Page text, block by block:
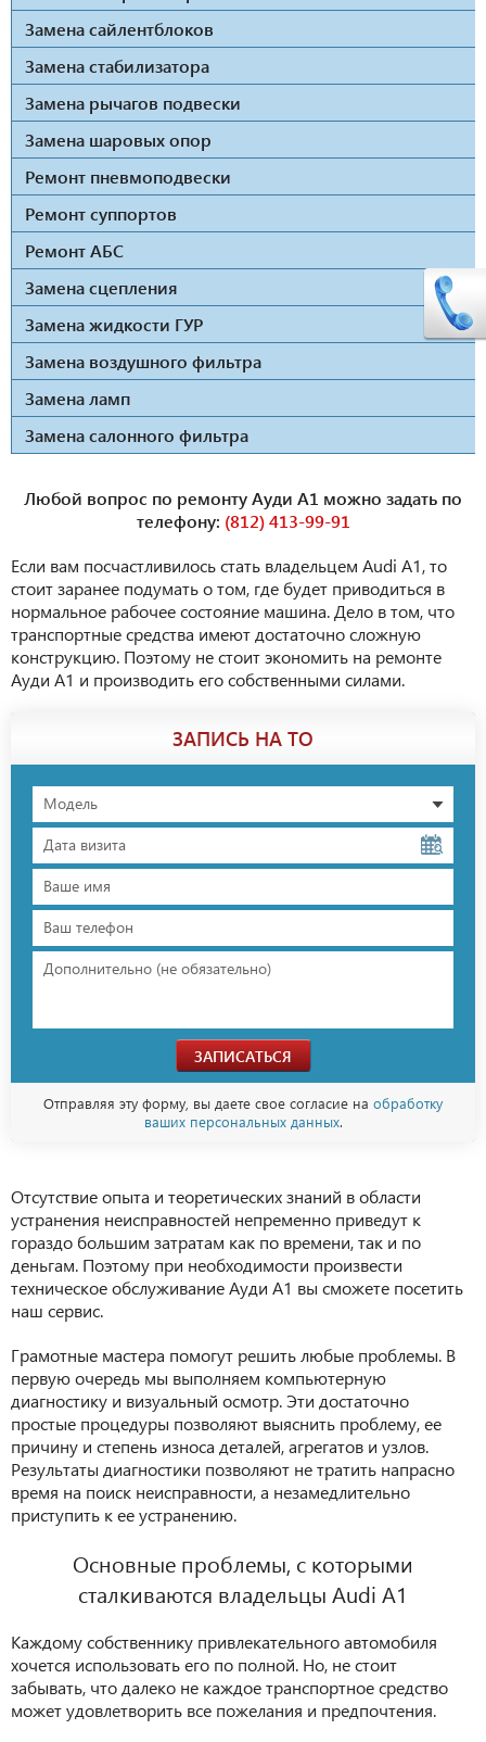
Замена сайлентблоков
Замена стабилизатора
Замена рычагов подвески
Замена шаровых опор
Ремонт пневмоподвески
Ремонт суппортов
Ремонт АБС
Замена сцепления
Замена жидкости ГУР
Замена воздушного фильтра
Замена ламп
Замена салонного фильтра
Любой вопрос по ремонту Ауди А1 можно задать по
телефону: (812) 413-99-91
Если вам посчастливилось стать владельцем Audi A1, то
стоит заранее подумать о том, где будет приводиться в
нормальное рабочее состояние машина. Дело в том, что
транспортные средства имеют достаточно сложную
конструкцию. Поэтому не стоит экономить на ремонте
Ауди А1 и производить его собственными силами.
ЗАПИСЬ НА ТО
Модель
ЗАПИСАТЬСЯ
Отправляя эту форму, вы даете свое согласие на обработку
ваших персональных данных.
Отсутствие опыта и теоретических знаний в области
устранения неисправностей непременно приведут к
гораздо большим затратам как по времени, так и по
деньгам. Поэтому при необходимости произвести
техническое обслуживание Ауди А1 вы сможете посетить
наш сервис.
Грамотные мастера помогут решить любые проблемы. В
первую очередь мы выполняем компьютерную
диагностику и визуальный осмотр. Эти достаточно
простые процедуры позволяют выяснить проблему, ее
причину и степень износа деталей, агрегатов и узлов.
Результаты диагностики позволяют не тратить напрасно
время на поиск неисправности, а незамедлительно
приступить к ее устранению.
Основные проблемы, с которыми
сталкиваются владельцы Audi A1
Каждому собственнику привлекательного автомобиля
хочется использовать его по полной. Но, не стоит
забывать, что далеко не каждое транспортное средство
может удовлетворить все пожелания и предпочтения.